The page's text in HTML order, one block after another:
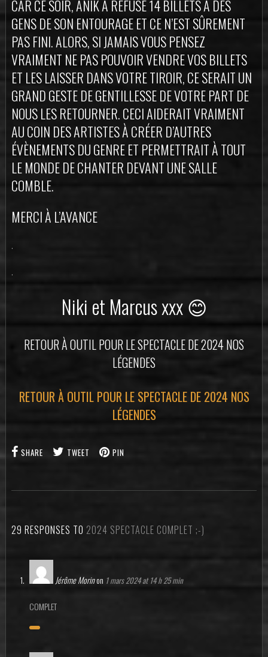
CAR CE SOIR, ANIK A REFUSÉ 14 BILLETS À DES
GENS DE SON ENTOURAGE ET CE N’EST SÛREMENT
PAS FINI. ALORS, SI JAMAIS VOUS PENSEZ
VRAIMENT NE PAS POUVOIR VENDRE VOS BILLETS
ET LES LAISSER DANS VOTRE TIROIR, CE SERAIT UN
GRAND GESTE DE GENTILLESSE DE VOTRE PART DE
NOUS LES RETOURNER. CECI AIDERAIT VRAIMENT
AU COIN DES ARTISTES À CRÉER D’AUTRES
ÉVÈNEMENTS DU GENRE ET PERMETTRAIT À TOUT
LE MONDE DE CHANTER DEVANT UNE SALLE
COMBLE.
MERCI À L’AVANCE
.
.
Niki et Marcus xxx 😊
RETOUR À OUTIL POUR LE SPECTACLE DE 2024 NOS
LÉGENDES
RETOUR À OUTIL POUR LE SPECTACLE DE 2024 NOS
LÉGENDES
SHARE TWEET PIN
29 RESPONSES TO 2024 SPECTACLE COMPLET ;-)
Jérôme Morinon 1 mars 2024 at 14 h 25 min
COMPLET